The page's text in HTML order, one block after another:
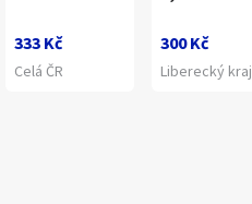
333 Kč
Celá ČR
300 Kč
Liberecký kraj